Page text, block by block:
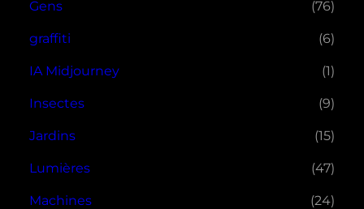
Gens (76)
graffiti (6)
IA Midjourney (1)
Insectes (9)
Jardins (15)
Lumières (47)
Machines (24)